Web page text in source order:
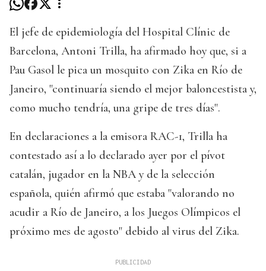
El jefe de epidemiología del Hospital Clínic de
Barcelona, Antoni Trilla, ha afirmado hoy que, si a
Pau Gasol le pica un mosquito con Zika en Río de
Janeiro, "continuaría siendo el mejor baloncestista y,
como mucho tendría, una gripe de tres días".
En declaraciones a la emisora RAC-1, Trilla ha
contestado así a lo declarado ayer por el pívot
catalán, jugador en la NBA y de la selección
española, quién afirmó que estaba "valorando no
acudir a Río de Janeiro, a los Juegos Olímpicos el
próximo mes de agosto" debido al virus del Zika.